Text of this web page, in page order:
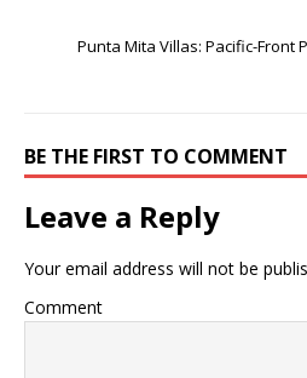
Punta Mita Villas: Pacific-Front
BE THE FIRST TO COMMENT
Leave a Reply
Your email address will not be
Comment